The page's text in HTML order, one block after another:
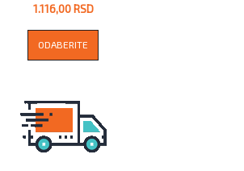
1.116,00 RSD
ODABERITE